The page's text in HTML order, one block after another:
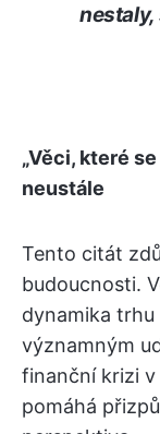
nestaly,
„Věci, které
neustále
Tento citát
budoucnosti.
dynamika trhu
významným
finanční krizi
pomáhá